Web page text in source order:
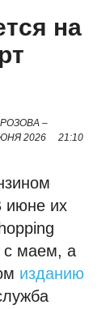
на
–
2026 21:10
июне их
с маем, а
изданию